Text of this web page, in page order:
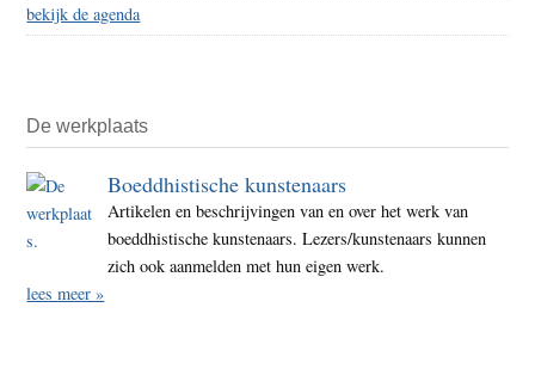
bekijk de agenda
De werkplaats
Boeddhistische kunstenaars
Artikelen en beschrijvingen van en over het werk van
boeddhistische kunstenaars. Lezers/kunstenaars kunnen
zich ook aanmelden met hun eigen werk.
lees meer »